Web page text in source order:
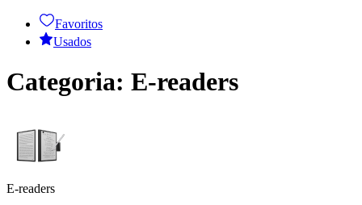
Favoritos
Usados
Categoria: E-readers
E-readers